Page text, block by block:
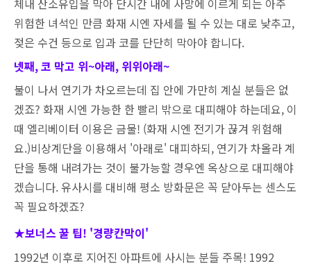
체내 산소유입을 막아 단시간 내에 사망에 이르게 되는 아주
위험한 녀석인 만큼 화재 시엔 자세를 될 수 있는 대로 낮추고,
젖은 수건 등으로 입과 코를 단단히 막아야 합니다.
넷째, 코 막고 위~아래, 위위아래~
불이 나서 연기가 차오르는데 집 안에 가만히 계실 분들은 없
겠죠? 화재 시엔 가능한 한 빨리 밖으로 대피해야 하는데요, 이
때 엘리베이터 이용은 금물! (화재 시엔 전기가 끊겨 위험해
요.)비상계단을 이용해서 '아래로' 대피하되, 연기가 차올라 계
단을 통해 내려가는 것이 불가능할 경우엔 옥상으로 대피해야
겠습니다. 유사시를 대비해 평소 방화문은 꼭 닫아두는 센스도
꼭 필요하겠죠?
★보너스 꿀 팁! '경량칸막이'
1992년 이후로 지어진 아파트에 사시는 분들 주목! 1992